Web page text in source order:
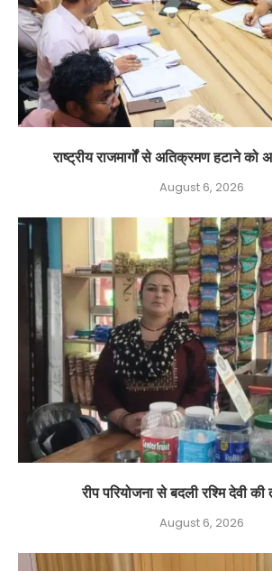
राष्ट्रीय राजमार्गों से अतिक्रमण हटाने को
August 6, 2026
रीप परियोजना से बदली रश्मि देवी
August 6, 2026